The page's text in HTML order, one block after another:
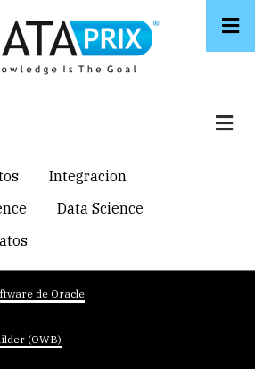
Integracion
Data Science
de Oracle
(OWB)